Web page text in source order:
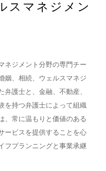
スマネジメン
ネジメント分野の専門チー
姻、相続、ウェルスマネジ
弁護士と、金融、不動産、
を持つ弁護士によって組織
、常に温もりと価値のある
ービスを提供することを心
フプランニングと事業承継